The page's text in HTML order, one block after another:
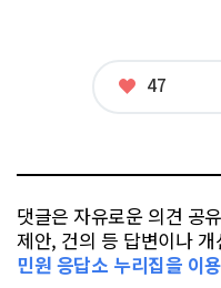
좋
47
댓글은 자유로운 의견 공
제안, 건의 등 답변이나
민원 응답소 누리집을 이